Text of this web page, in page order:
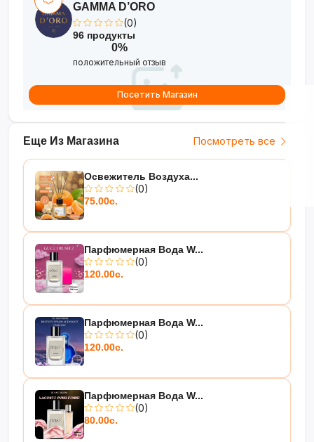
Еще Из Магазина Посмотреть все
Освежитель Воздуха...
(0)
75.00с.
Парфюмерная Вода W...
(0)
120.00с.
Парфюмерная Вода W...
(0)
120.00с.
Парфюмерная Вода W...
(0)
80.00с.
GAMMA D’ORO
(0)
96 продукты
0%
положительный отзыв
Посетить Магазин